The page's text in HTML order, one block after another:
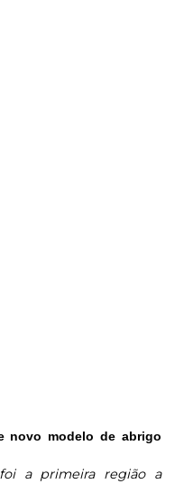
novo modelo de abrigo
a primeira região a